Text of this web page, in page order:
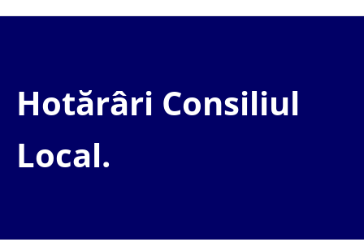
Hotărâri Consiliul
Local.